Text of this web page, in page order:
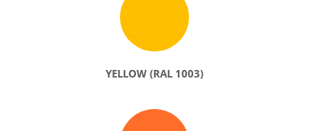
YELLOW (RAL 1003)